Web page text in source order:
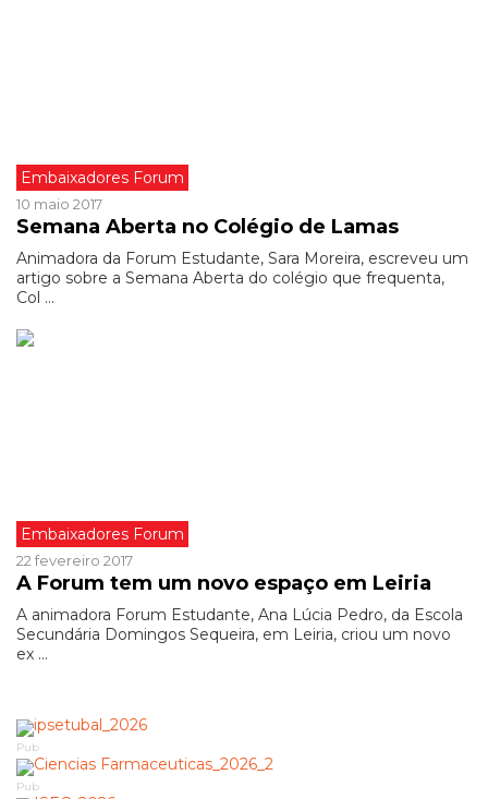
Embaixadores Forum
10 maio 2017
Semana Aberta no Colégio de Lamas
Animadora da Forum Estudante, Sara Moreira, escreveu um
artigo sobre a Semana Aberta do colégio que frequenta,
Col ...
Embaixadores Forum
22 fevereiro 2017
A Forum tem um novo espaço em Leiria
A animadora Forum Estudante, Ana Lúcia Pedro, da Escola
Secundária Domingos Sequeira, em Leiria, criou um novo
ex ...
Pub
Pub